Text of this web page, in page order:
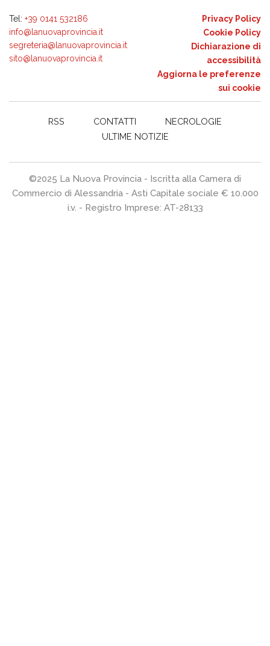
Tel: +39 0141 532186
info@lanuovaprovincia.it
segreteria@lanuovaprovincia.it
sito@lanuovaprovincia.it
Privacy Policy
Cookie Policy
Dichiarazione di
accessibilità
Aggiorna le preferenze
sui cookie
RSS CONTATTI
NECROLOGIE
ULTIME NOTIZIE
©2025 La Nuova Provincia - Iscritta alla Camera di
Commercio di Alessandria - Asti Capitale sociale € 10.000
i.v. - Registro Imprese: AT-28133